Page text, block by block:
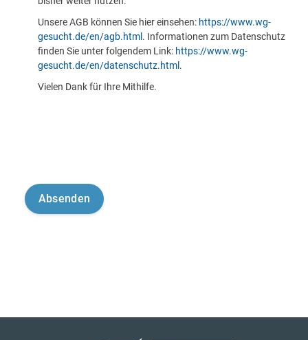
Unsere AGB können Sie hier einsehen: https://www.wg-
gesucht.de/en/agb.html . Informationen zum Datenschutz
finden Sie unter folgendem Link: https://www.wg-
gesucht.de/en/datenschutz.html .
Vielen Dank für Ihre Mithilfe.